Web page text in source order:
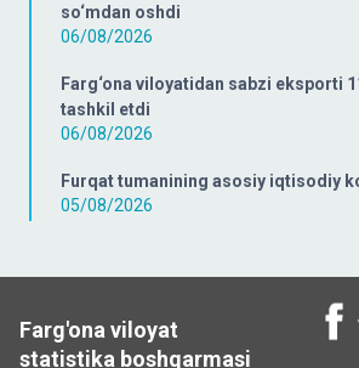
so‘mdan oshdi
06/08/2026
Farg‘ona viloyatidan sabzi eksporti
tashkil etdi
06/08/2026
Furqat tumanining asosiy iqtisodiy
05/08/2026
Farg'ona viloyat
statistika boshqarmasi